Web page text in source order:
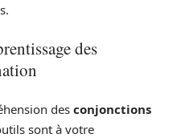
des
des conjonctions
sont à votre